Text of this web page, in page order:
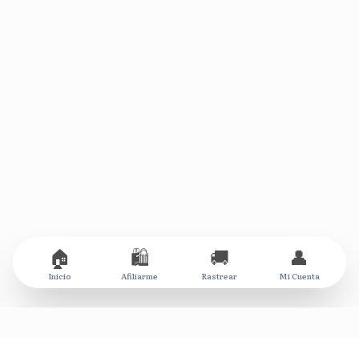
🏠
Inicio
🛍️
Afiliarme
🚚
Rastrear
👤
Mi Cuenta